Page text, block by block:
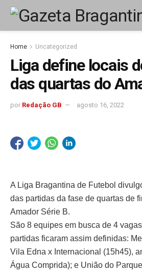
Home Uncategorized
Liga define locais
das quartas do
por Redação GB agosto 16, 2022
A Liga Bragantina de Futebol
das partidas da fase de quartas de
Amador Série B.
São 8 equipes em busca de 4
partidas ficaram assim definidas:
Vila Edna x Internacional (15h45),
Água Comprida); e União do